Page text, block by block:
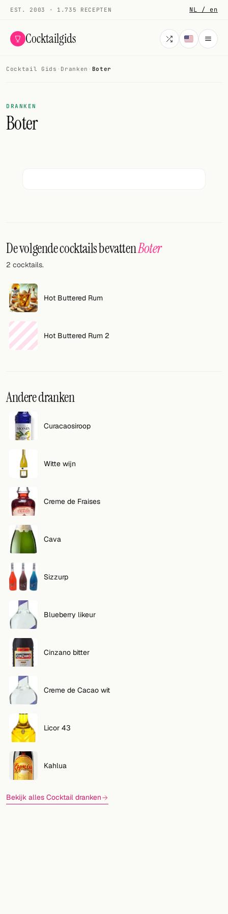
EST. 2003 · 1.735 RECEPTEN NL / en
Cocktailgids
Alle cocktails
Voeg hier uw eigen cocktail of smoothie toe.
Alle dranken
Tools
Cocktail glazen
Eenheden
Links
Zoeken
VOLG
Twitter
Facebook
RSS
Cocktail app
Cocktail Gids · Dranken · Boter
DRANKEN
Boter
De volgende cocktails bevattenBoter
2 cocktails.
Hot Buttered Rum
Hot Buttered Rum 2
Andere dranken
Curacaosiroop
Witte wijn
Creme de Fraises
Cava
Sizzurp
Blueberry likeur
Cinzano bitter
Creme de Cacao wit
Licor 43
Kahlua
Bekijk alles Cocktail dranken